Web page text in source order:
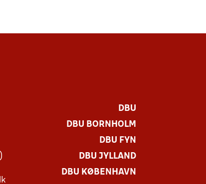
DBU
DBU BORNHOLM
DBU FYN
DBU JYLLAND
DBU KØBENHAVN